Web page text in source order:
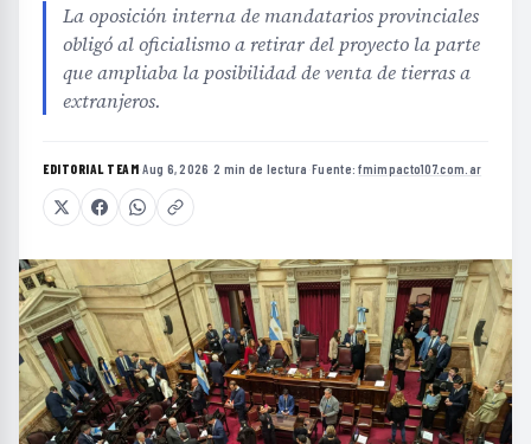
La oposición interna de mandatarios provinciales
obligó al oficialismo a retirar del proyecto la parte
que ampliaba la posibilidad de venta de tierras a
extranjeros.
EDITORIAL TEAM·Aug 6, 2026 ·2 min de lectura ·Fuente:fmimpacto107.com.ar